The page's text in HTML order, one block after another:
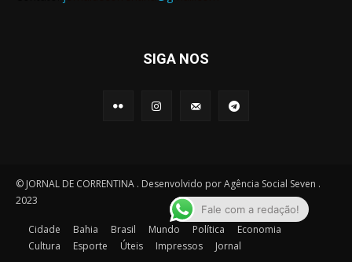
SIGA NOS
© JORNAL DE CORRENTINA . Desenvolvido por Agência Social Seven .
2023
Cidade Bahia Brasil Mundo Política
Economia
Cultura
Esporte Úteis Impressos Jornal
Fale com a redação!